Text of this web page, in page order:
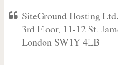
SiteGround Hosting Ltd.
3rd Floor, 11-12 St.
London SW1Y 4LB